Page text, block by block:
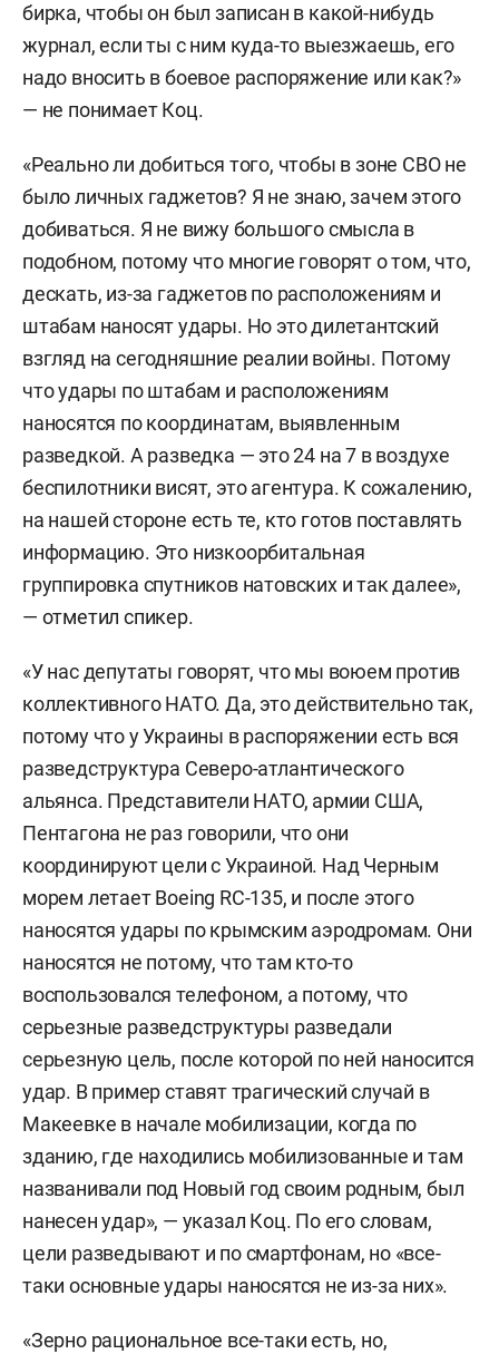
бирка, чтобы он был записан в какой-нибудь
журнал, если ты с ним куда-то выезжаешь, его
надо вносить в боевое распоряжение или как?»
— не понимает Коц.
«Реально ли добиться того, чтобы в зоне СВО не
было личных гаджетов? Я не знаю, зачем этого
добиваться. Я не вижу большого смысла в
подобном, потому что многие говорят о том, что,
дескать, из-за гаджетов по расположениям и
штабам наносят удары. Но это дилетантский
взгляд на сегодняшние реалии войны. Потому
что удары по штабам и расположениям
наносятся по координатам, выявленным
разведкой. А разведка — это 24 на 7 в воздухе
беспилотники висят, это агентура. К сожалению,
на нашей стороне есть те, кто готов поставлять
информацию. Это низкоорбитальная
группировка спутников натовских и так далее»,
— отметил спикер.
«У нас депутаты говорят, что мы воюем против
коллективного НАТО. Да, это действительно так,
потому что у Украины в распоряжении есть вся
разведструктура Северо-атлантического
альянса. Представители НАТО, армии США,
Пентагона не раз говорили, что они
координируют цели с Украиной. Над Черным
морем летает Boeing RC-135, и после этого
наносятся удары по крымским аэродромам. Они
наносятся не потому, что там кто-то
воспользовался телефоном, а потому, что
серьезные разведструктуры разведали
серьезную цель, после которой по ней наносится
удар. В пример ставят трагический случай в
Макеевке в начале мобилизации, когда по
зданию, где находились мобилизованные и там
названивали под Новый год своим родным, был
нанесен удар», — указал Коц. По его словам,
цели разведывают и по смартфонам, но «все-
таки основные удары наносятся не из-за них».
«Зерно рациональное все-таки есть, но,